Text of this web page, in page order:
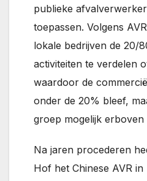
publieke
toepassen. Volgens
lokale bedrijven de 20/
activiteiten te verdelen
waardoor de
onder de 20% bleef,
groep mogelijk erboven
Na jaren procederen
Hof het Chinese AVR